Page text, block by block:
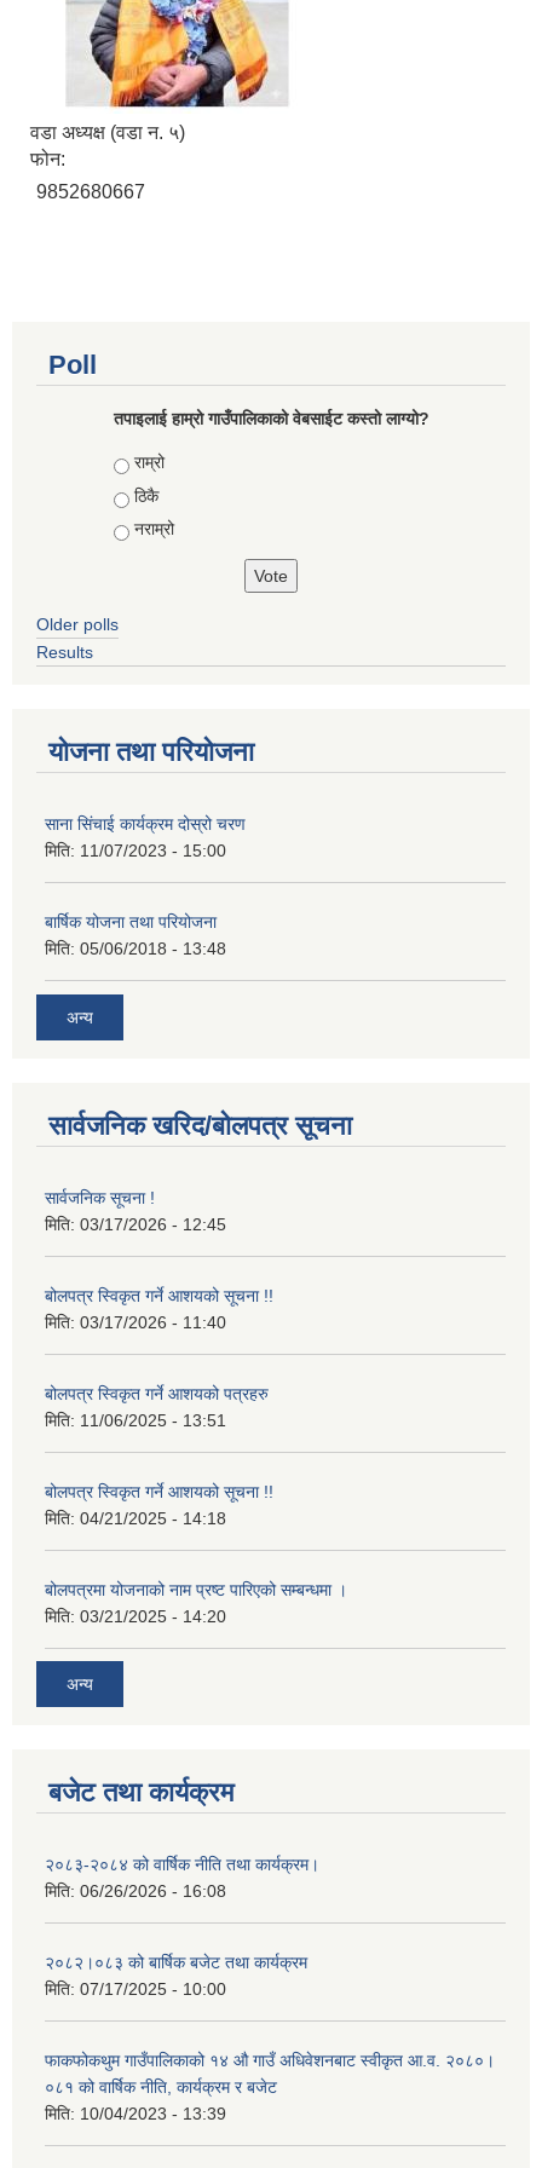
वडा अध्यक्ष (वडा न. ५)
फोन:
9852680667
Poll
तपाइलाई हाम्रो गाउँपालिकाको वेबसाईट कस्तो लाग्यो?
Choices
राम्रो
ठिकै
नराम्रो
Older polls
Results
योजना तथा परियोजना
साना सिंचाई कार्यक्रम दोस्रो चरण
मिति: 11/07/2023 - 15:00
बार्षिक योजना तथा परियोजना
मिति: 05/06/2018 - 13:48
अन्य
सार्वजनिक खरिद/बोलपत्र सूचना
सार्वजनिक सूचना !
मिति: 03/17/2026 - 12:45
बोलपत्र स्विकृत गर्ने आशयको सूचना !!
मिति: 03/17/2026 - 11:40
बोलपत्र स्विकृत गर्ने आशयको पत्रहरु
मिति: 11/06/2025 - 13:51
बोलपत्र स्विकृत गर्ने आशयको सूचना !!
मिति: 04/21/2025 - 14:18
बोलपत्रमा योजनाको नाम प्रष्ट पारिएको सम्बन्धमा ।
मिति: 03/21/2025 - 14:20
अन्य
बजेट तथा कार्यक्रम
२०८३-२०८४ को वार्षिक नीति तथा कार्यक्रम।
मिति: 06/26/2026 - 16:08
२०८२।०८३ को बार्षिक बजेट तथा कार्यक्रम
मिति: 07/17/2025 - 10:00
फाकफोकथुम गाउँपालिकाको १४ औ गाउँ अधिवेशनबाट स्वीकृत आ.व. २०८०।
०८१ को वार्षिक नीति, कार्यक्रम र बजेट
मिति: 10/04/2023 - 13:39